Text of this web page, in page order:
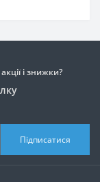
і знижки?
Підписатися